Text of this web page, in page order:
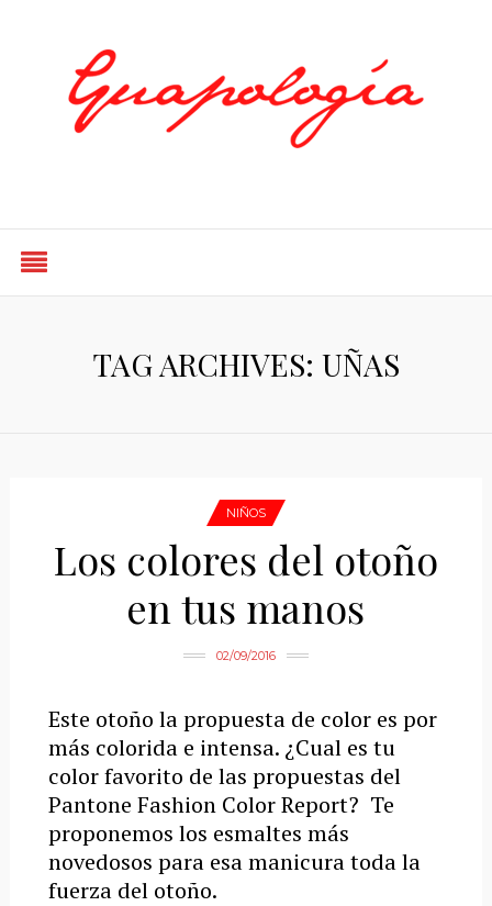
TAG ARCHIVES: UÑAS
NIÑOS
Los colores del otoño
en tus manos
02/09/2016
Este otoño la propuesta de color es por
más colorida e intensa. ¿Cual es tu
color favorito de las propuestas del
Pantone Fashion Color Report? Te
proponemos los esmaltes más
novedosos para esa manicura toda la
fuerza del otoño.